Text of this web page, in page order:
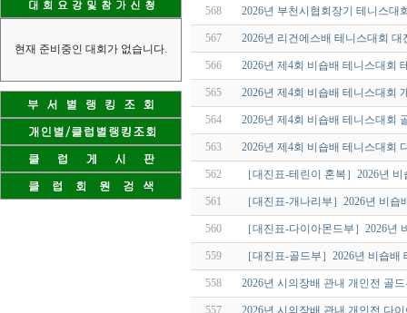
현재 준비중인 대회가 없습니다.
568 2026년 부천시협회장기 테니스대
567 2026년 리건에스배 테니스대회 대
566 2026년 제4회 비숍배 테니스대회
565 2026년 제4회 비숍배 테니스대회
564 2026년 제4회 비숍배 테니스대회
563 2026년 제4회 비숍배 테니스대회
562 ［대진표-테린이 혼복］2026년
561 ［대진표-개나리부］2026년 비숍
560 ［대진표-다이아몬드부］2026년
559 ［대진표-골드부］2026년 비숍배
558 2026년 시의장배 관내 개인전 골